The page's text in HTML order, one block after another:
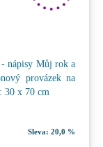
- nápisy Můj rok a
provázek na
30 x 70 cm
Sleva: 20,0 %